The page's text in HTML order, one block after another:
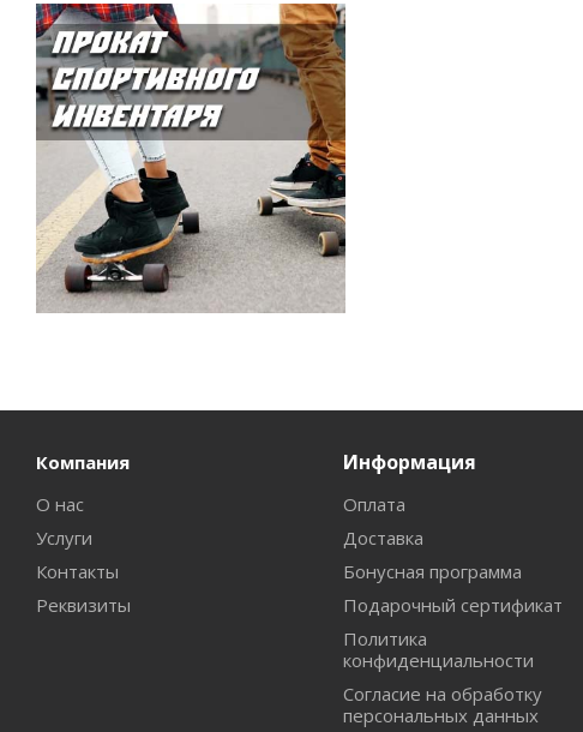
Компания
О нас
Услуги
Контакты
Реквизиты
Информация
Оплата
Доставка
Бонусная программа
Подарочный сертификат
Политика
конфиденциальности
Согласие на обработку
персональных данных